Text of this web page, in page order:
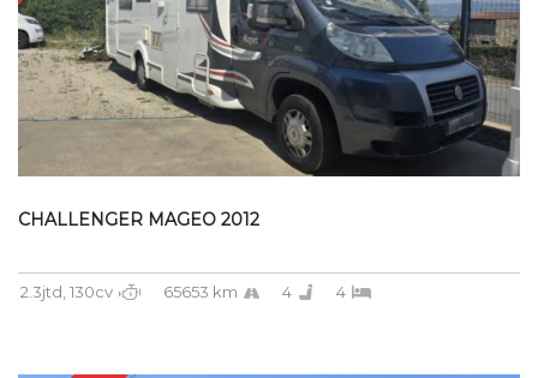
CHALLENGER MAGEO 2012
2.3jtd, 130cv 65653 km 4 4